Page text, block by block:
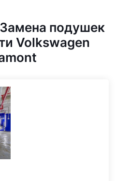
подушек
Volkswagen